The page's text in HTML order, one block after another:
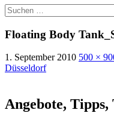
Suchen
nach:
Floating Body
1. September 2010 500 ×
Düsseldorf
Angebote, Tipps,